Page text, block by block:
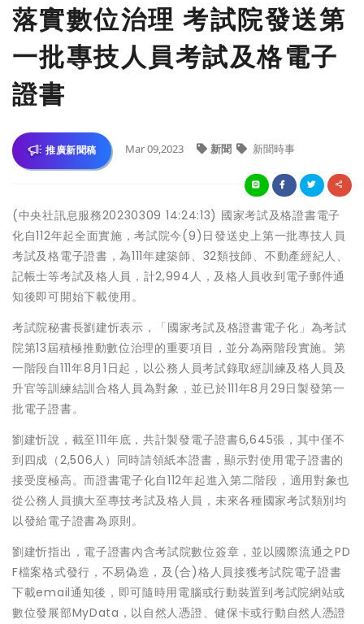
落實數位治理 考試院發送第
一批專技人員考試及格電子
證書
推廣新聞稿 Mar 09,2023 新聞 新聞時事
(中央社訊息服務20230309 14:24:13) 國家考試及格證書電子
化自112年起全面實施，考試院今(9)日發送史上第一批專技人員
考試及格電子證書，為111年建築師、32類技師、不動產經紀人、
記帳士等考試及格人員，計2,994人，及格人員收到電子郵件通
知後即可開始下載使用。
考試院秘書長劉建忻表示，「國家考試及格證書電子化」為考試
院第13屆積極推動數位治理的重要項目，並分為兩階段實施。第
一階段自111年8月1日起，以公務人員考試錄取經訓練及格人員及
升官等訓練結訓合格人員為對象，並已於111年8月29日製發第一
批電子證書。
劉建忻說，截至111年底，共計製發電子證書6,645張，其中僅不
到四成（2,506人）同時請領紙本證書，顯示對使用電子證書的
接受度極高。而證書電子化自112年起進入第二階段，適用對象也
從公務人員擴大至專技考試及格人員，未來各種國家考試類別均
以發給電子證書為原則。
劉建忻指出，電子證書內含考試院數位簽章，並以國際流通之PD
F檔案格式發行，不易偽造，及(合)格人員接獲考試院電子證書
下載email通知後，即可隨時用電腦或行動裝置到考試院網站或
數位發展部MyData，以自然人憑證、健保卡或行動自然人憑證